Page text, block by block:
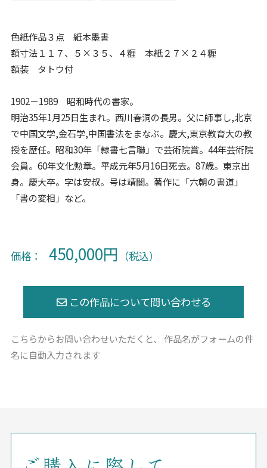
色紙作品３点 紙本墨書
額寸法１１７、５×３５、４糎 本紙２７×２４糎
額装 タトウ付
1902－1989 昭和時代の書家。
明治35年1月25日生まれ。西川春洞の長男。父に師事し,北京
で中国文学,金石学,中国書法をまなぶ。慶大,東京教育大の教
授を歴任。昭和30年「隷書七言聯」で芸術院賞。44年芸術院
会員。60年文化勲章。平成元年5月16日死去。87歳。東京出
身。慶大卒。字は安叔。号は靖闇。著作に「六朝の書道」
「書の変相」など。
価格： 450,000円 （税込）
こちらからお問い合わせいただくと、
作品名がフォームの件
名に自動入力されます